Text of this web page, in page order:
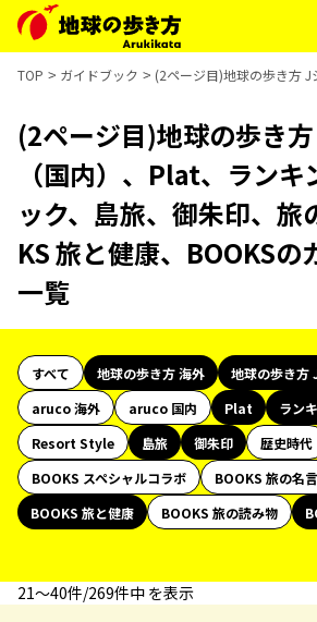
TOP ガイドブック (2ページ目)地球の歩き方
(2ページ目)地球の歩き
（国内）、Plat、ラン
ック、島旅、御朱印、旅
KS 旅と健康、BOOKSの
一覧
すべて 地球の歩き方 海外
地球の歩き方
aruco 海外
aruco 国内 Plat
ラン
Resort Style
島旅 御朱印 歴史時代
BOOKS スペシャルコラボ
BOOKS 旅の名
BOOKS 旅と健康
BOOKS 旅の読み物
21〜40件/269件中 を表示